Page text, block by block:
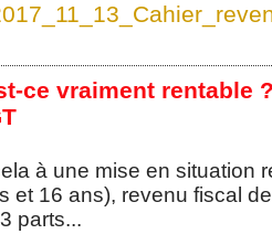
ce vraiment rentable
à une mise en situation
et 16 ans), revenu fiscal
parts...